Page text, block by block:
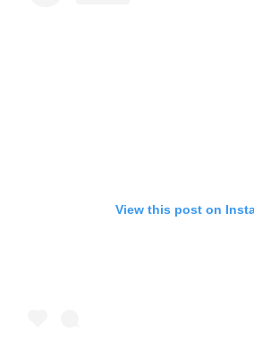
View this post on